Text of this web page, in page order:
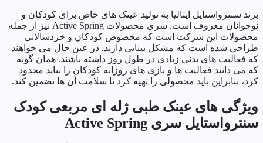
برند سنترواستایل ایتالیا به تولید عینک های خاص برای کودکان و
نوجوانان معروف است. سری محصولات Active Spring نیز از جمله
محصولات این شرکت است که مخصوص کودکان و خردسالانی
طراحی شده است که مشکل بینایی دارند. در عین حال می خواهند
که فعالیت های بدنی زیادی در طول روز داشته باشند. همان گونه
که می دانید فعالیت ها و بازی های روزانه کودکان را نباید محدود
کرد، بنابراین باید محصولی را تهیه کرد تا سلامت آن ها تضمین کند.
ویژگی های عینک طبی ژله ای مربعی کودک
سنترواستایل سری Active Spring